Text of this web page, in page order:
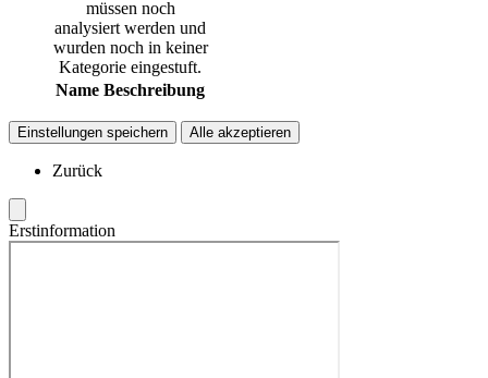
müssen noch
analysiert werden und
wurden noch in keiner
Kategorie eingestuft.
Name Beschreibung
Einstellungen speichern Alle akzeptieren
Zurück
Erstinformation